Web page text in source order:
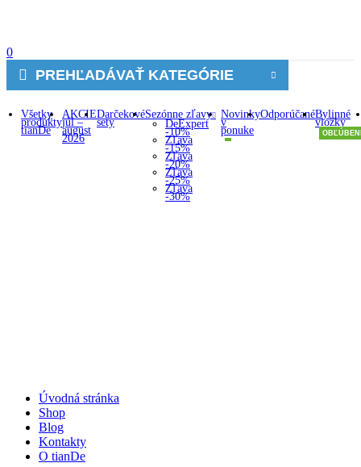
0
PREHĽADÁVAŤ KATEGÓRIE
Všetky
produkty
tianDe
AKCIE
júl –
august
2026
Darčekové
sety
Sezónne zľavy
DeExpert
-10%
Zľava
-15%
Zľava
-20%
Zľava
-25%
Zľava
-30%
Novinky
v
ponuke
OdporúčanéBylinné
vložky
Úvodná stránka
Shop
Blog
Kontakty
O tianDe